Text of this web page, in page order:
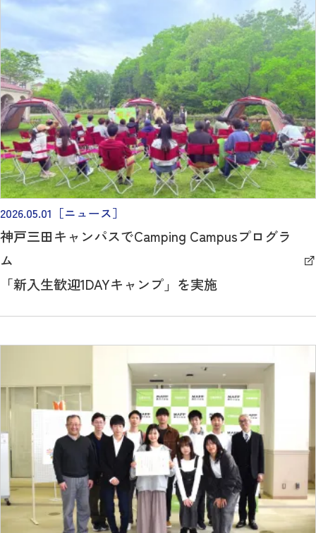
2026.05.01 ［ニュース］
神戸三田キャンパスでCamping Campusプログラ
ム
「新入生歓迎1DAYキャンプ」を実施